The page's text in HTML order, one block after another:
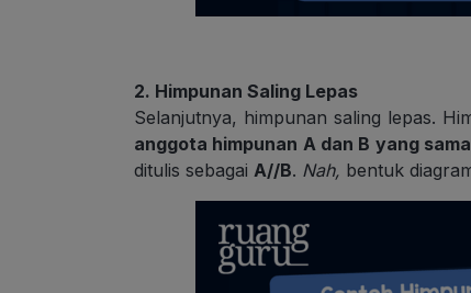
2. Himpunan Saling Lepas
Selanjutnya, himpunan saling lepas.
anggota himpunan A dan B yang sama
ditulis sebagai A//B. Nah, bentuk